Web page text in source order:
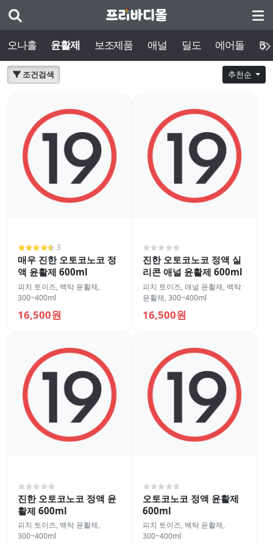
오나홀 윤활제 보조제품 애널 딜도 에어돌
조건검색 추천순
3
매우 진한 오토코노코 정
액 윤활제 600ml
피치 토이즈, 백탁 윤활제,
300~400ml
16,500원
진한 오토코노코 정액 실
리콘 애널 윤활제 600ml
피치 토이즈,애널 윤활제, 백탁
윤활제,300~400ml
16,500원
진한 오토코노코 정액 윤
활제 600ml
피치 토이즈, 백탁 윤활제,
300~400ml
오토코노코 정액 윤활제
600ml
피치 토이즈, 백탁 윤활제,
300~400ml